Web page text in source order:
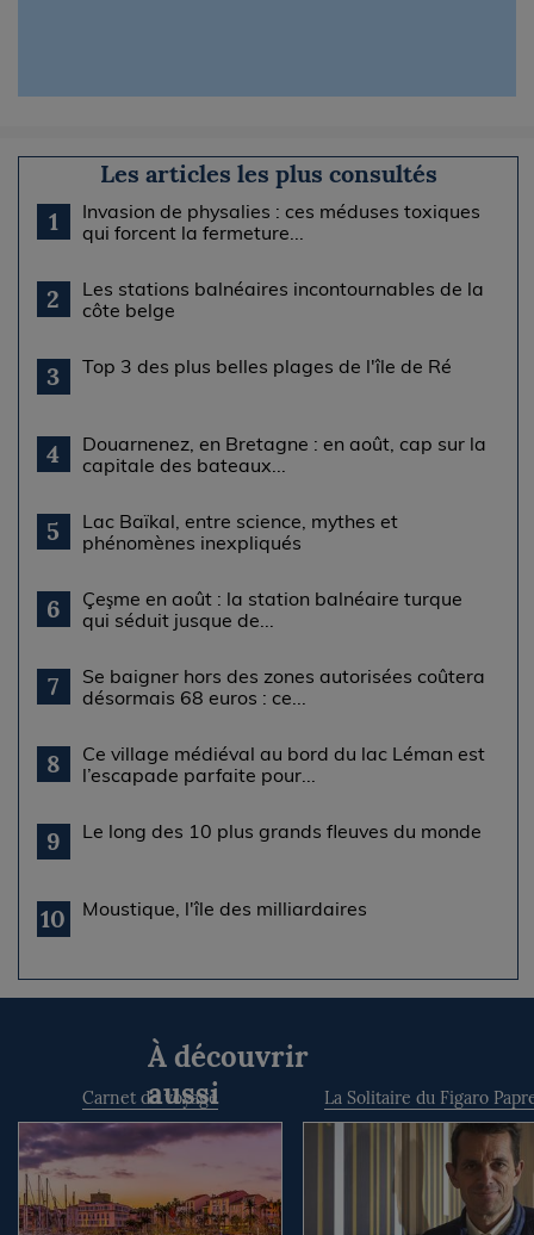
Les articles les plus consultés
1
Invasion de physalies : ces méduses toxiques
qui forcent la fermeture...
2
Les stations balnéaires incontournables de la
côte belge
3 Top 3 des plus belles plages de l'île de Ré
4
Douarnenez, en Bretagne : en août, cap sur la
capitale des bateaux...
5
Lac Baïkal, entre science, mythes et
phénomènes inexpliqués
6
Çeşme en août : la station balnéaire turque
qui séduit jusque de...
7
Se baigner hors des zones autorisées coûtera
désormais 68 euros : ce...
8
Ce village médiéval au bord du lac Léman est
l’escapade parfaite pour...
9 Le long des 10 plus grands fleuves du monde
10 Moustique, l'île des milliardaires
À découvrir
aussi
Carnet de voyage La Solitaire du Figaro